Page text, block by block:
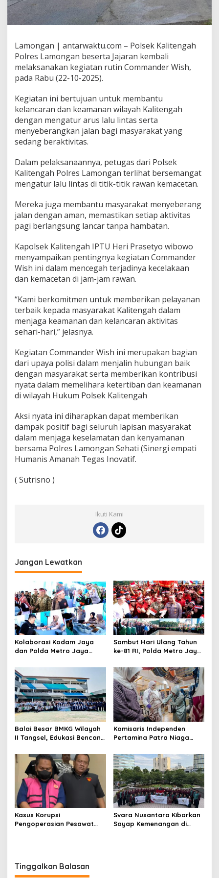
Lamongan | antarwaktu.com – Polsek Kalitengah
Polres Lamongan beserta Jajaran kembali
melaksanakan kegiatan rutin Commander Wish,
pada Rabu (22-10-2025).
Kegiatan ini bertujuan untuk membantu
kelancaran dan keamanan wilayah Kalitengah
dengan mengatur arus lalu lintas serta
menyeberangkan jalan bagi masyarakat yang
sedang beraktivitas.
Dalam pelaksanaannya, petugas dari Polsek
Kalitengah Polres Lamongan terlihat bersemangat
mengatur lalu lintas di titik-titik rawan kemacetan.
Mereka juga membantu masyarakat menyeberang
jalan dengan aman, memastikan setiap aktivitas
pagi berlangsung lancar tanpa hambatan.
Kapolsek Kalitengah IPTU Heri Prasetyo wibowo
menyampaikan pentingnya kegiatan Commander
Wish ini dalam mencegah terjadinya kecelakaan
dan kemacetan di jam-jam rawan.
“Kami berkomitmen untuk memberikan pelayanan
terbaik kepada masyarakat Kalitengah dalam
menjaga keamanan dan kelancaran aktivitas
sehari-hari,” jelasnya.
Kegiatan Commander Wish ini merupakan bagian
dari upaya polisi dalam menjalin hubungan baik
dengan masyarakat serta memberikan kontribusi
nyata dalam memelihara ketertiban dan keamanan
di wilayah Hukum Polsek Kalitengah
Aksi nyata ini diharapkan dapat memberikan
dampak positif bagi seluruh lapisan masyarakat
dalam menjaga keselamatan dan kenyamanan
bersama Polres Lamongan Sehati (Sinergi empati
Humanis Amanah Tegas Inovatif.
( Sutrisno )
Ikuti Kami
Jangan Lewatkan
Kolaborasi Kodam Jaya
dan Polda Metro Jaya
Sambut Hari Ulang Tahun
ke-81 RI, Polda Metro Jaya
Balai Besar BMKG Wilayah
II Tangsel, Edukasi Bencana
kepada pelajar UPTD SMPN
23
Komisaris Independen
Pertamina Patra Niaga
Mitra Binaan dengan
Sentuhan Kemanusiaan dan
Keberlanjutan
Kasus Korupsi
Pengoperasian Pesawat
Svara Nusantara Kibarkan
Sayap Kemenangan di
Tinggalkan Balasan